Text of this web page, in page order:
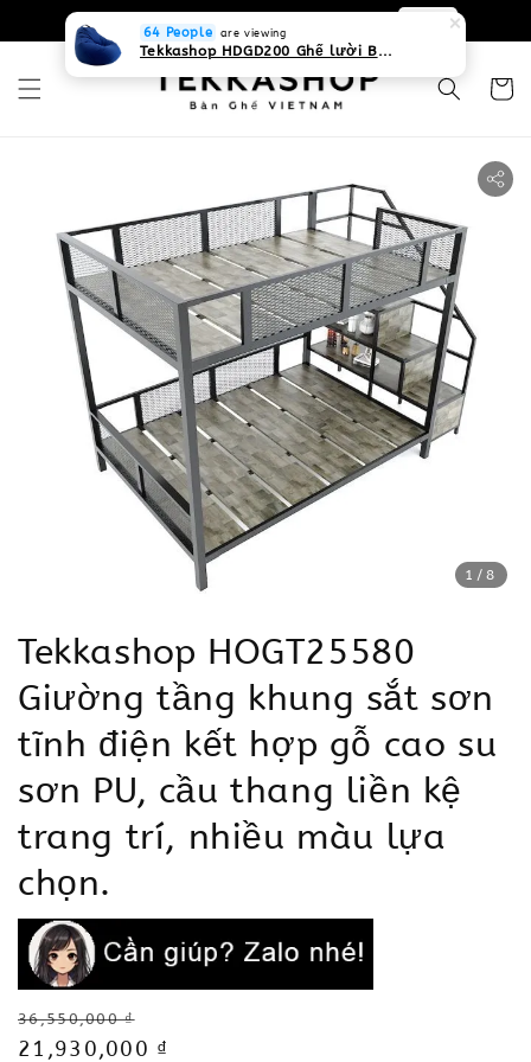
0931268840 Liên hệ với chúng tôi
1 /8
Tekkashop HOGT25580
Giường tầng khung sắt sơn
tĩnh điện kết hợp gỗ cao su
sơn PU, cầu thang liền kệ
trang trí, nhiều màu lựa
chọn.
Regular
price
36,550,000 ₫
Sale
21,930,000 ₫
64 People are viewing
Tekkashop HDGD200 Ghế lười Beanbag form truyền thống, chất liệu Olefin canvas kháng nước, màu xanh biển, có thể sử dụng trong nhà và cả ngoài trời, có quai xách